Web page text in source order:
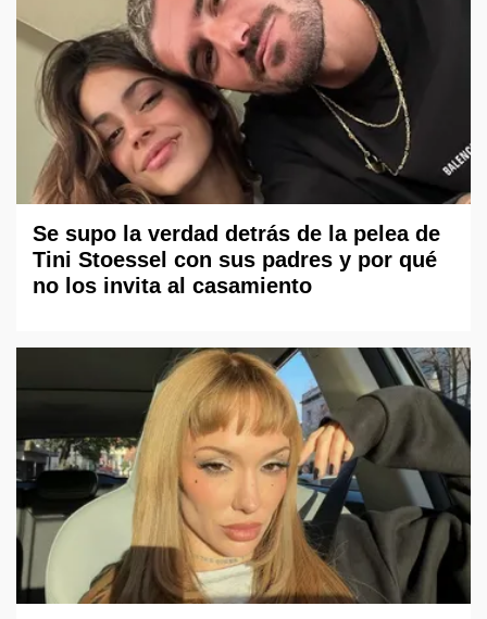
Se supo la verdad detrás de la pelea de
Tini Stoessel con sus padres y por qué
no los invita al casamiento